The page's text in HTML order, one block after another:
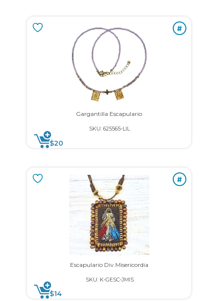
#
Gargantilla Escapulario
SKU: 625565-LIL
$20
#
Escapulario Div.Misericordia
SKU: K-GESC-JMIS
$14